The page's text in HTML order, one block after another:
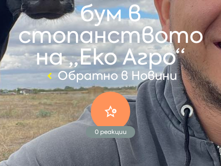
бум в
стопанството
на „Еко Агро“
Обратно в Новини
0реакции